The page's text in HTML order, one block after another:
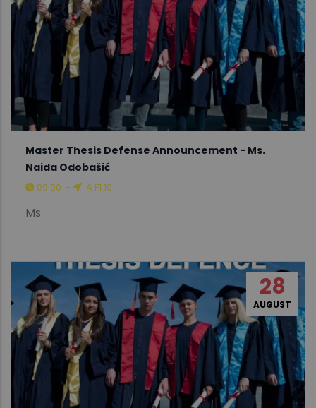
Master Thesis Defense Announcement - Ms.
Naida Odobašić
09:00 - A F1.10
Ms.
28
AUGUST